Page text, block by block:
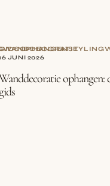
WANDDECORATIE
OPHANGENSTYLING
JUNI 2026
ophangen:
gids